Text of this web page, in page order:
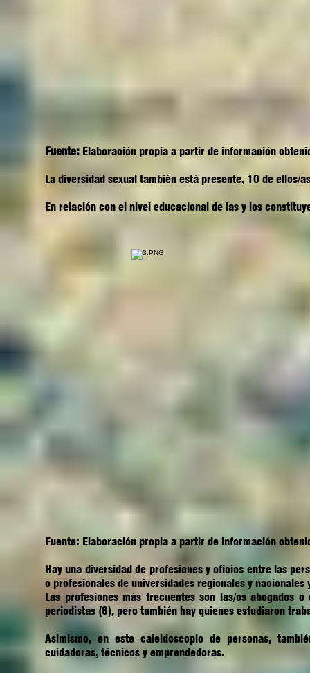
Fuente: Elaboración propia a partir de información
La diversidad sexual también está presente, 10 de ellos/
En relación con el nivel educacional de las y los
Fuente: Elaboración propia a partir de información
Hay una diversidad de profesiones y oficios entre las
o profesionales de universidades regionales y
Las profesiones más frecuentes son las/os abogados
periodistas (6), pero también hay quienes estudiaron
Asimismo, en este caleidoscopio de personas,
cuidadoras, técnicos y emprendedoras.